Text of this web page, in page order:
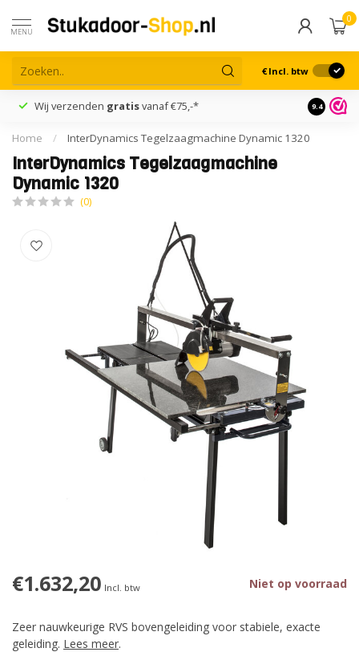
MENU
0
€ Incl. btw
Wij verzenden gratisvanaf €75,-* 9.4
Home / InterDynamics Tegelzaagmachine Dynamic 1320
InterDynamics Tegelzaagmachine
Dynamic 1320
(0)
€1.632,20 Incl. btw Niet op voorraad
Zeer nauwkeurige RVS bovengeleiding voor stabiele, exacte
geleiding. Lees meer.